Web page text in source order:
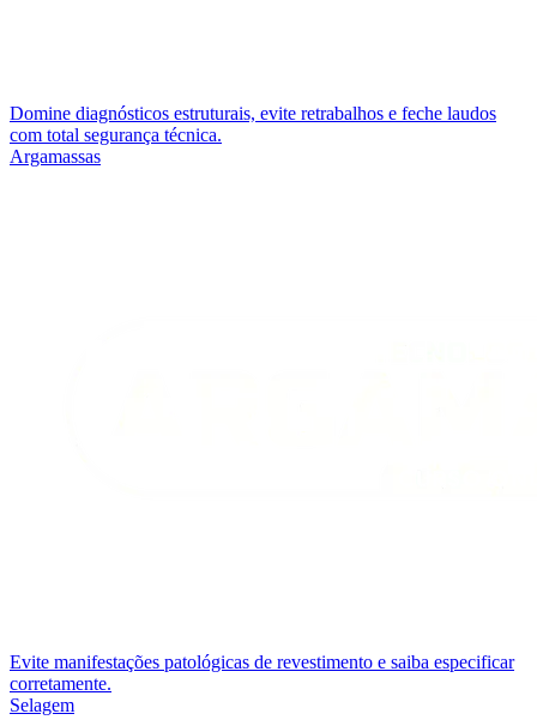
Domine diagnósticos estruturais, evite retrabalhos e feche laudos
com total segurança técnica.
Argamassas
Evite manifestações patológicas de revestimento e saiba especificar
corretamente.
Selagem